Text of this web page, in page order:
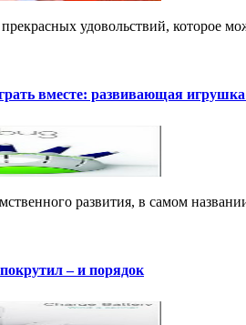
удовольствий, которое
вместе: развивающая
развития, в самом
– и порядок